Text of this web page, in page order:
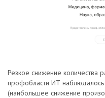
Резкое снижение
профобласти ИТ
(наибольшее снижение